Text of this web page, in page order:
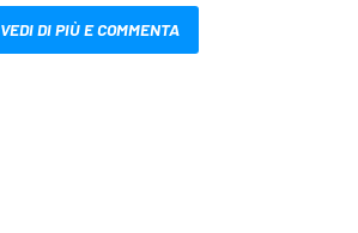
VEDI DI PIÙ E COMMENTA